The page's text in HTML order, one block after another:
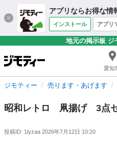
アプリならお得な情
インストール アプリ
地元の掲示板 ジ
愛知
ジモティー 売ります・あげます
昭和レトロ 凧揚げ 3点
投稿ID: 1lyzaa 2026年7月12日 10:20